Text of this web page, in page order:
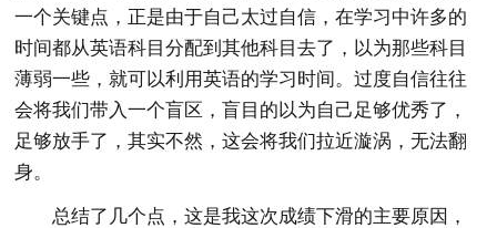
一个关键点，正是由于自己太过自信，在学习中许多的
时间都从英语科目分配到其他科目去了，以为那些科目
薄弱一些，就可以利用英语的学习时间。过度自信往往
会将我们带入一个盲区，盲目的以为自己足够优秀了，
足够放手了，其实不然，这会将我们拉近漩涡，无法翻
身。
总结了几个点，这是我这次成绩下滑的主要原因，